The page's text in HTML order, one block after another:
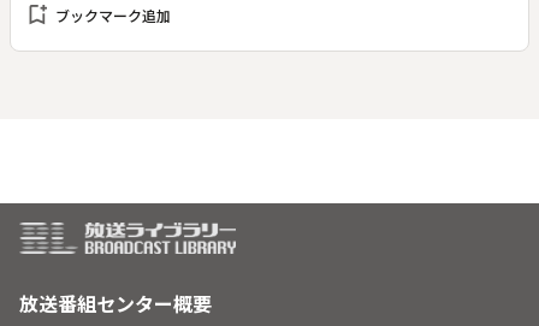
bookmark_add ブックマーク追加
放送番組センター概要